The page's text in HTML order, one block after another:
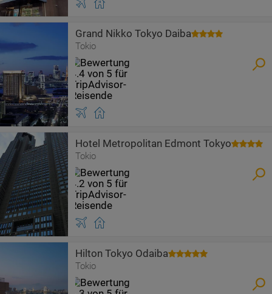
Grand Nikko Tokyo Daiba
Tokio
Hotel Metropolitan Edmont Tokyo
Tokio
Hilton Tokyo Odaiba
Tokio